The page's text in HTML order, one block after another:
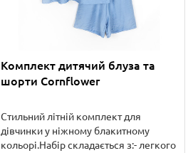
Комплект дитячий блуза та
шорти Cornflower
Стильний літній комплект для
дівчинки у ніжному блакитному
кольорі.Набір складається з:- легкого